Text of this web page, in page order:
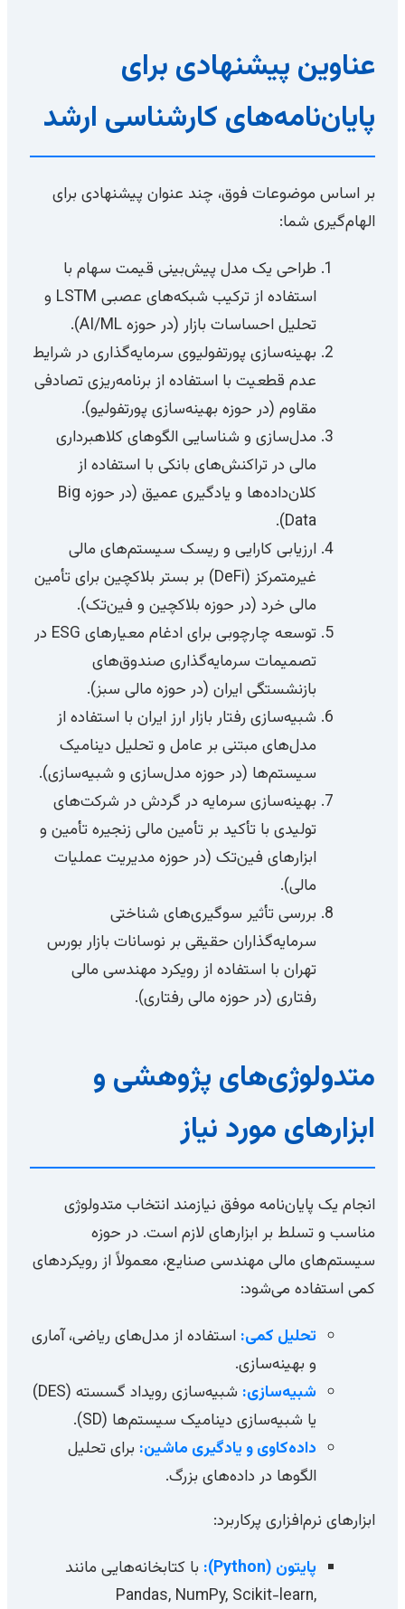
عناوین پیشنهادی برای
پایان‌نامه‌های کارشناسی ارشد
بر اساس موضوعات فوق، چند عنوان پیشنهادی برای
الهام‌گیری شما:
طراحی یک مدل پیش‌بینی قیمت سهام با
استفاده از ترکیب شبکه‌های عصبی LSTM و
تحلیل احساسات بازار (در حوزه AI/ML).
بهینه‌سازی پورتفولیوی سرمایه‌گذاری در شرایط
عدم قطعیت با استفاده از برنامه‌ریزی تصادفی
مقاوم (در حوزه بهینه‌سازی پورتفولیو).
مدل‌سازی و شناسایی الگوهای کلاهبرداری
مالی در تراکنش‌های بانکی با استفاده از
کلان‌داده‌ها و یادگیری عمیق (در حوزه Big
Data).
ارزیابی کارایی و ریسک سیستم‌های مالی
غیرمتمرکز (DeFi) بر بستر بلاکچین برای تأمین
مالی خرد (در حوزه بلاکچین و فین‌تک).
توسعه چارچوبی برای ادغام معیارهای ESG در
تصمیمات سرمایه‌گذاری صندوق‌های
بازنشستگی ایران (در حوزه مالی سبز).
شبیه‌سازی رفتار بازار ارز ایران با استفاده از
مدل‌های مبتنی بر عامل و تحلیل دینامیک
سیستم‌ها (در حوزه مدل‌سازی و شبیه‌سازی).
بهینه‌سازی سرمایه در گردش در شرکت‌های
تولیدی با تأکید بر تأمین مالی زنجیره تأمین و
ابزارهای فین‌تک (در حوزه مدیریت عملیات
مالی).
بررسی تأثیر سوگیری‌های شناختی
سرمایه‌گذاران حقیقی بر نوسانات بازار بورس
تهران با استفاده از رویکرد مهندسی مالی
رفتاری (در حوزه مالی رفتاری).
متدولوژی‌های پژوهشی و
ابزارهای مورد نیاز
انجام یک پایان‌نامه موفق نیازمند انتخاب متدولوژی
مناسب و تسلط بر ابزارهای لازم است. در حوزه
سیستم‌های مالی مهندسی صنایع، معمولاً از رویکردهای
کمی استفاده می‌شود:
تحلیل کمی: استفاده از مدل‌های ریاضی، آماری
و بهینه‌سازی.
شبیه‌سازی:
شبیه‌سازی رویداد گسسته (DES)
یا شبیه‌سازی دینامیک سیستم‌ها (SD).
داده‌کاوی و یادگیری ماشین: برای تحلیل
الگوها در داده‌های بزرگ.
ابزارهای نرم‌افزاری پرکاربرد:
پایتون (Python):
با کتابخانه‌هایی مانند
Pandas, NumPy, Scikit-learn,